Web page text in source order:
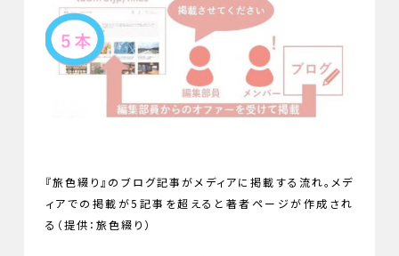
『旅色綴り』のブログ記事がメディアに掲載する流れ。メデ
ィアでの掲載が5記事を超えると著者ページが作成され
る（提供：旅色綴り）